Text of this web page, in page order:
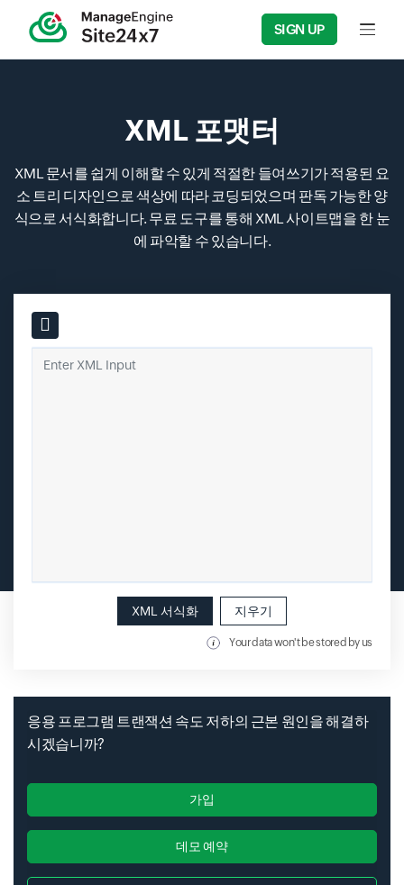
SIGN UP Input
XML 포맷터
XML 문서를 쉽게 이해할 수 있게 적절한 들여쓰기가 적용된 요
소 트리 디자인으로 색상에 따라 코딩되었으며 판독 가능한 양
식으로 서식화합니다. 무료 도구를 통해 XML 사이트맵을 한 눈
에 파악할 수 있습니다.
Input field
Enter XML Input
XML 서식화 지우기
Your data won't be stored by us
응용 프로그램 트랜잭션 속도 저하의 근본 원인을 해결하
시겠습니까?
가입
데모 예약